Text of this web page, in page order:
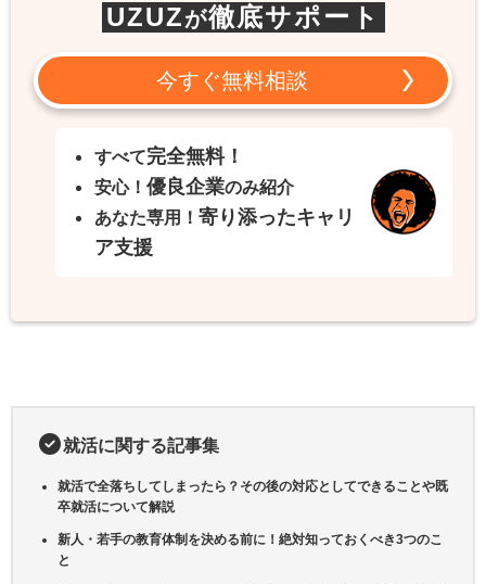
UZUZが徹底サポート
今すぐ無料相談
すべて完全無料！
安心！ 優良企業のみ紹介
あなた専用！ 寄り添ったキャリ
ア支援
就活に関する記事集
就活で全落ちしてしまったら？その後の対応としてできることや既
卒就活について解説
新人・若手の教育体制を決める前に！絶対知っておくべき3つのこ
と